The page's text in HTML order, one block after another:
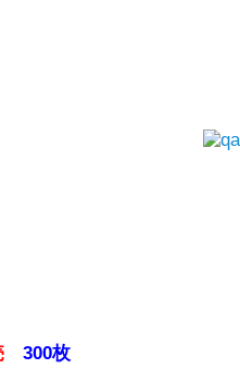
300枚